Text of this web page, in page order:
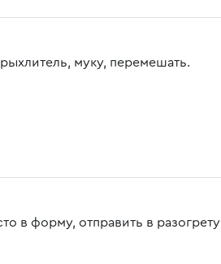
муку, перемешать.
в форму, отправить в